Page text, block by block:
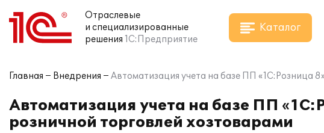
Отраслевые
и специализированные
решения 1С:Предприятие
Каталог
Главная Внедрения Автоматизация учета на базе ПП «1С:Розница
Автоматизация учета на базе ПП
розничной торговлей хозтоварами